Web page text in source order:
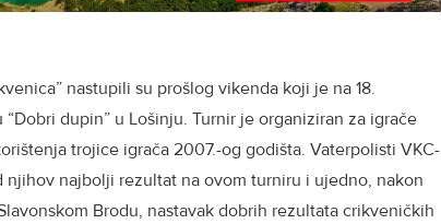
nastupili su prošlog vikenda koji je na 18.
dupin” u Lošinju. Turnir je organiziran za igrače
trojice igrača 2007.-og godišta. Vaterpolisti VKC-
njihov najbolji rezultat na ovom turniru i ujedno, nakon
Brodu, nastavak dobrih rezultata crikveničkih